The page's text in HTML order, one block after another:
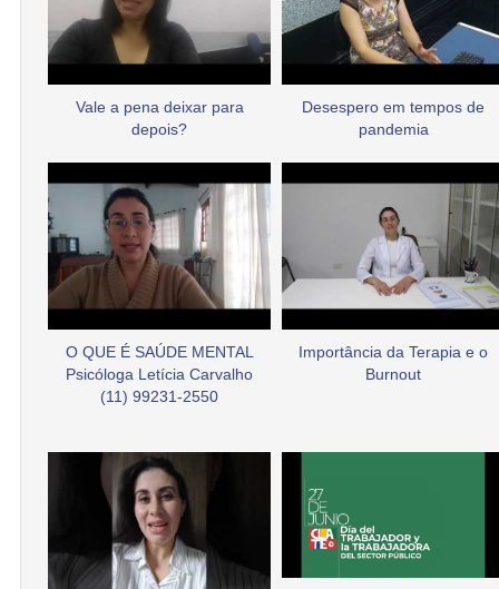
Vale a pena deixar para
depois?
Desespero em tempos de
pandemia
O QUE É SAÚDE MENTAL
Psicóloga Letícia Carvalho
(11) 99231-2550
Importância da Terapia e o
Burnout